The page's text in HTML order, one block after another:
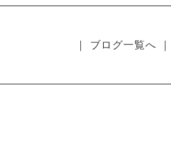
｜ ブログ一覧へ ｜